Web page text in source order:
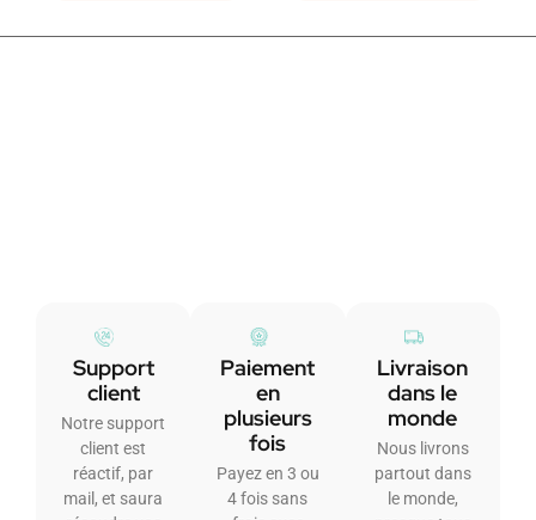
Support
client
Notre support
client est
réactif, par
mail, et saura
Paiement
en
plusieurs
fois
Payez en 3 ou
4 fois sans
Livraison
dans le
monde
Nous livrons
partout dans
le monde,